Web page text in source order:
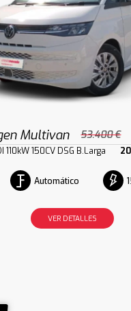
Multivan 53.400 €
110kW 150CV DSG B.Larga
Automático
VER DETALLES